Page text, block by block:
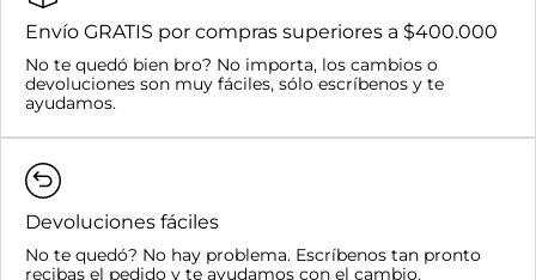
Bucaramanga y su área metropolitana:
Nacional:
Compras superiores a $400.000:
Envío GRATIS por compras superiores a $400.000
No te quedó bien bro? No importa, los cambios o
devoluciones son muy fáciles, sólo escríbenos y te
ayudamos.
Devoluciones fáciles
No te quedó? No hay problema. Escríbenos tan pronto
recibas el pedido y te ayudamos con el cambio.